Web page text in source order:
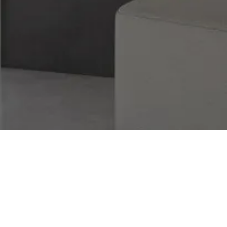
К ПОКУПКАМ